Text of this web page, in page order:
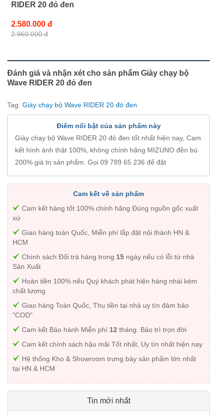
RIDER 20 đỏ đen
2.580.000 đ
2.960.000 đ
Đánh giá và nhận xét cho sản phẩm Giày chạy bộ
Wave RIDER 20 đỏ đen
Tag: Giày chạy bộ Wave RIDER 20 đỏ đen
Điểm nổi bật của sản phẩm này
Giày chạy bộ Wave RIDER 20 đỏ đen tốt nhất hiện nay, Cam
kết hình ảnh thật 100%, không chính hãng MIZUNO đền bù
200% giá trị sản phẩm. Gọi 09 789 65 236 để đặt
Cam kết về sản phẩm
Cam kết hàng tốt 100% chính hãng Đúng nguồn gốc xuất
xứ
Giao hàng toàn Quốc, Miễn phí lắp đặt nội thành HN &
HCM
Chính sách Đổi trả hàng trong 15 ngày nếu có lỗi từ nhà
Sản Xuất
Hoàn tiền 100% nếu Quý khách phát hiện hàng nhái kém
chất lượng
Giao hàng Toàn Quốc, Thu tiền tại nhà uy tín đảm bảo
"COD"
Cam kết Bảo hành Miễn phí 12 tháng. Bảo trì trọn đời
Cam kết chính sách hậu mãi Tốt nhất, Uy tín nhất hiện nay
Hệ thống Kho & Showroom trưng bày sản phẩm lớn nhất
tại HN & HCM
Tin mới nhất